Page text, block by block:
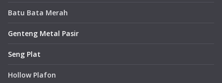
Batu Bata Merah
Genteng Metal Pasir
Seng Plat
Hollow Plafon